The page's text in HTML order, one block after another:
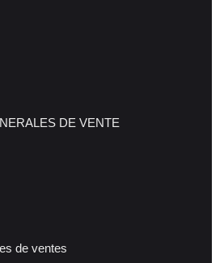
DE VENTE
de ventes